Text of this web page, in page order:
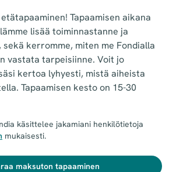
Tapaamisen aikana
lisää toiminnastanne ja
kerromme, miten me Fondialla
vastata tarpeisiinne. Voit jo
kertoa lyhyesti, mistä aiheista
Tapaamisen kesto on 15-30
käsittelee jakamiani henkilötietoja
mukaisesti.
maksuton tapaaminen